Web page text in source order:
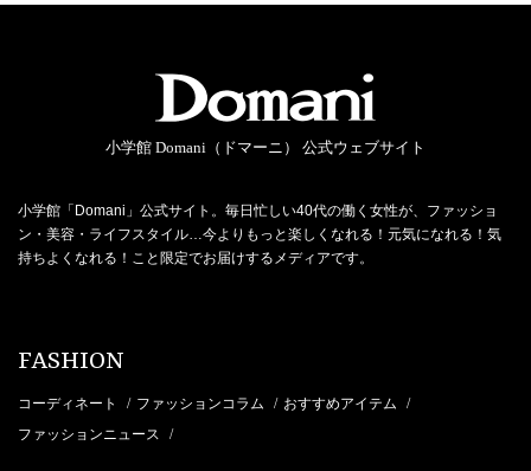
小学館 Domani（ドマーニ） 公式ウェブサイト
小学館「Domani」公式サイト。毎日忙しい40代の働く女性が、ファッショ
ン・美容・ライフスタイル…今よりもっと楽しくなれる！元気になれる！気
持ちよくなれる！こと限定でお届けするメディアです。
FASHION
コーディネート / ファッションコラム / おすすめアイテム /
ファッションニュース /